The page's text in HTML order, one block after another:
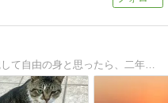
旅を夢見るブログです。定年退職して自由の身と思ったら、二年間の長期入院。現在、やっと退院してリハビリ中・・